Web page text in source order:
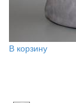
В корзину